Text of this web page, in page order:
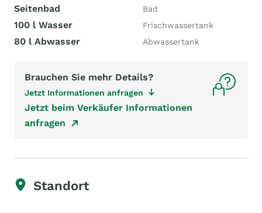
Seitenbad Bad
100 l Wasser Frischwassertank
80 l Abwasser Abwassertank
Brauchen Sie mehr Details?
Jetzt Informationen anfragen
Jetzt beim Verkäufer Informationen
anfragen
Standort